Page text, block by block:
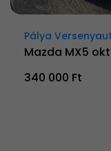
Pálya
Mazda MX5
340 000 Ft